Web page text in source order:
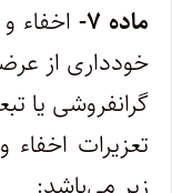
ماده ۷-
اخفاء
خودداری از
گرانفروشی یا
تعزیرات